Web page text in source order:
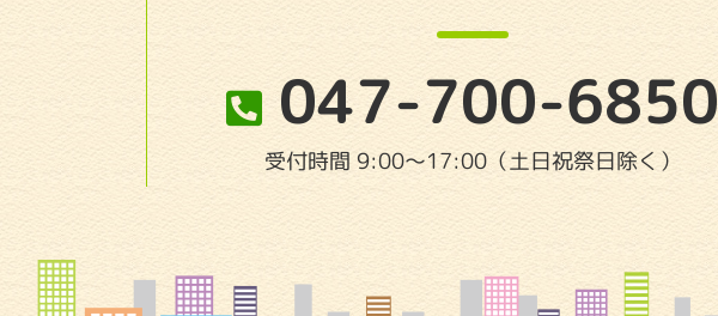
047-700-6850
受付時間 9:00〜17:00（土日祝祭日除く）